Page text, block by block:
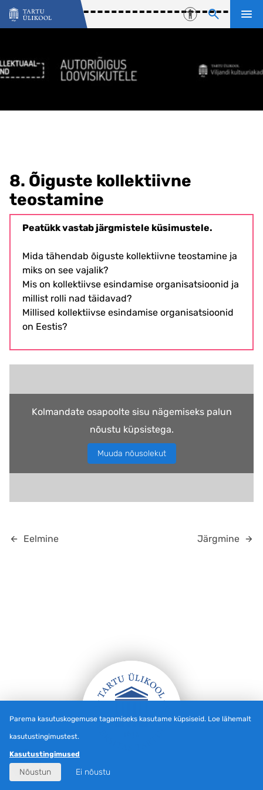
Liigu edasi põhisisu juurde
8. Õiguste kollektiivne
teostamine
Peatükk vastab järgmistele küsimustele.
Mida tähendab õiguste kollektiivne teostamine ja
miks on see vajalik?
Mis on kollektiivse esindamise organisatsioonid ja
millist rolli nad täidavad?
Millised kollektiivse esindamise organisatsioonid
on Eestis?
Kolmandate osapoolte sisu nägemiseks palun
nõustu küpsistega.
Muuda nõusolekut
Eelmine Järgmine
Jalus
Parema kasutuskogemuse tagamiseks kasutame küpsiseid. Loe lähemalt
kasutustingimustest.
Kasutustingimused
Nõustun Ei nõustu